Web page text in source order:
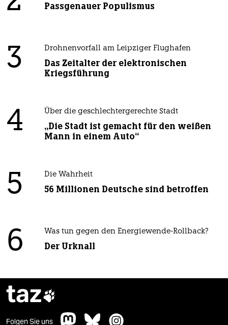
Passgenauer Populismus
3 Drohnenvorfall am Leipziger Flughafen
Das Zeitalter der elektronischen
Kriegsführung
4 Über die geschlechtergerechte Stadt
„Die Stadt ist gemacht für den weißen
Mann in einem Auto“
5 Die Wahrheit
56 Millionen Deutsche sind betroffen
6 Was tun gegen den Energiewende-Rollback?
Der Urknall
taz
Folgen Sie uns